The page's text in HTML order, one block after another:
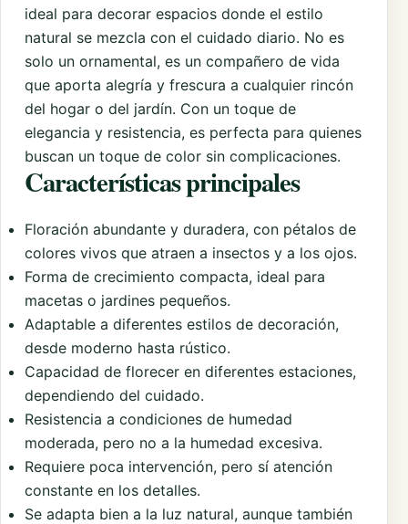
ideal para decorar espacios donde el estilo
natural se mezcla con el cuidado diario. No es
solo un ornamental, es un compañero de vida
que aporta alegría y frescura a cualquier rincón
del hogar o del jardín. Con un toque de
elegancia y resistencia, es perfecta para quienes
buscan un toque de color sin complicaciones.
Características principales
Floración abundante y duradera, con pétalos de
colores vivos que atraen a insectos y a los ojos.
Forma de crecimiento compacta, ideal para
macetas o jardines pequeños.
Adaptable a diferentes estilos de decoración,
desde moderno hasta rústico.
Capacidad de florecer en diferentes estaciones,
dependiendo del cuidado.
Resistencia a condiciones de humedad
moderada, pero no a la humedad excesiva.
Requiere poca intervención, pero sí atención
constante en los detalles.
Se adapta bien a la luz natural, aunque también